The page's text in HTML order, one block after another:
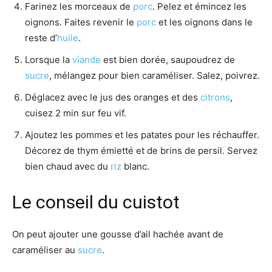
Farinez les morceaux de porc. Pelez et émincez les
oignons. Faites revenir le porc et les oignons dans le
reste d’huile.
Lorsque la viande est bien dorée, saupoudrez de
sucre, mélangez pour bien caraméliser. Salez, poivrez.
Déglacez avec le jus des oranges et des citrons,
cuisez 2 min sur feu vif.
Ajoutez les pommes et les patates pour les réchauffer.
Décorez de thym émietté et de brins de persil. Servez
bien chaud avec du riz blanc.
Le conseil du cuistot
On peut ajouter une gousse d’ail hachée avant de
caraméliser au sucre.